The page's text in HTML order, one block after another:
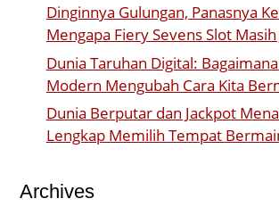
Dinginnya Gulungan, Panasnya
Mengapa Fiery Sevens Slot
Dunia Taruhan Digital:
Modern Mengubah Cara Kita
Dunia Berputar dan Jackpot
Lengkap Memilih Tempat
Archives